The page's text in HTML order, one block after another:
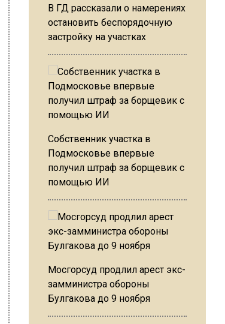
В ГД рассказали о намерениях
остановить беспорядочную
застройку на участках
Собственник участка в
Подмосковье впервые
получил штраф за борщевик с
помощью ИИ
Мосгорсуд продлил арест экс-
замминистра обороны
Булгакова до 9 ноября